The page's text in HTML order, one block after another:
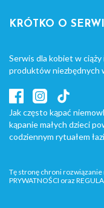
KRÓTKO O
Serwis dla kobiet w
produktów niezbędnych
Jak często kąpać
kąpanie małych dzieci
codziennym rytuałem
Tę stronę chroni
PRYWATNOŚCI oraz